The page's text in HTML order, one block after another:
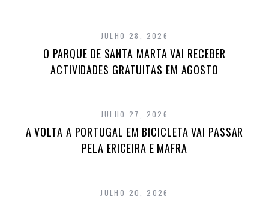
JULHO 28, 2026
O PARQUE DE SANTA MARTA VAI RECEBER
ACTIVIDADES GRATUITAS EM AGOSTO
JULHO 27, 2026
A VOLTA A PORTUGAL EM BICICLETA VAI PASSAR
PELA ERICEIRA E MAFRA
JULHO 20, 2026